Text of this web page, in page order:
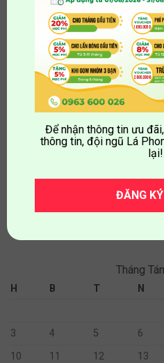
sinh Lá Phong Xanh.
MAPLE LEAF ACADEMY
em học sinh trong hành
Tháng
H B T N
3
4 5 6
10
11 12 13
Để nhận thông tin ưu
thông tin, đội ngũ Lá
lại!
ĐĂNG